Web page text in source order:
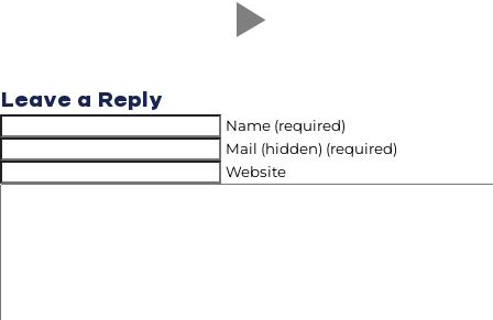
Leave a Reply
Name (required)
Mail (hidden) (required)
Website